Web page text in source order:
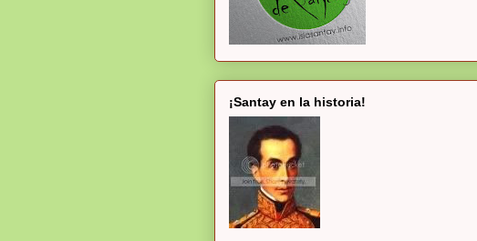
¡Santay en la historia!